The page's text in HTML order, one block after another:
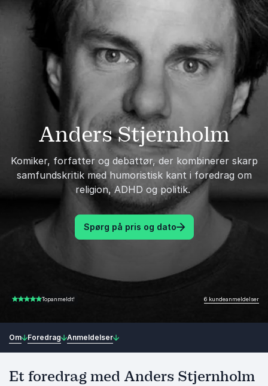
Anders Stjernholm
Komiker, forfatter og debattør, der kombinerer skarp
samfundskritik med humoristisk kant i foredrag om
religion, ADHD og politik.
Spørg på pris og dato
5.00 ud af 5Topanmeldt! 6 kundeanmeldelser
Om Foredrag Anmeldelser
Et foredrag med Anders Stjernholm